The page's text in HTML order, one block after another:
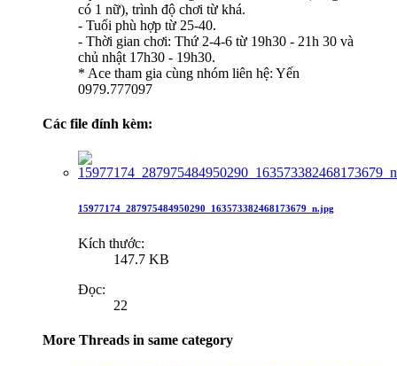
có 1 nữ), trình độ chơi từ khá.
- Tuổi phù hợp từ 25-40.
- Thời gian chơi: Thứ 2-4-6 từ 19h30 - 21h 30 và
chủ nhật 17h30 - 19h30.
* Ace tham gia cùng nhóm liên hệ: Yến
0979.777097
Các file đính kèm:
15977174_287975484950290_163573382468173679_n.jpg
Kích thước:
147.7 KB
Đọc:
22
More Threads in same category